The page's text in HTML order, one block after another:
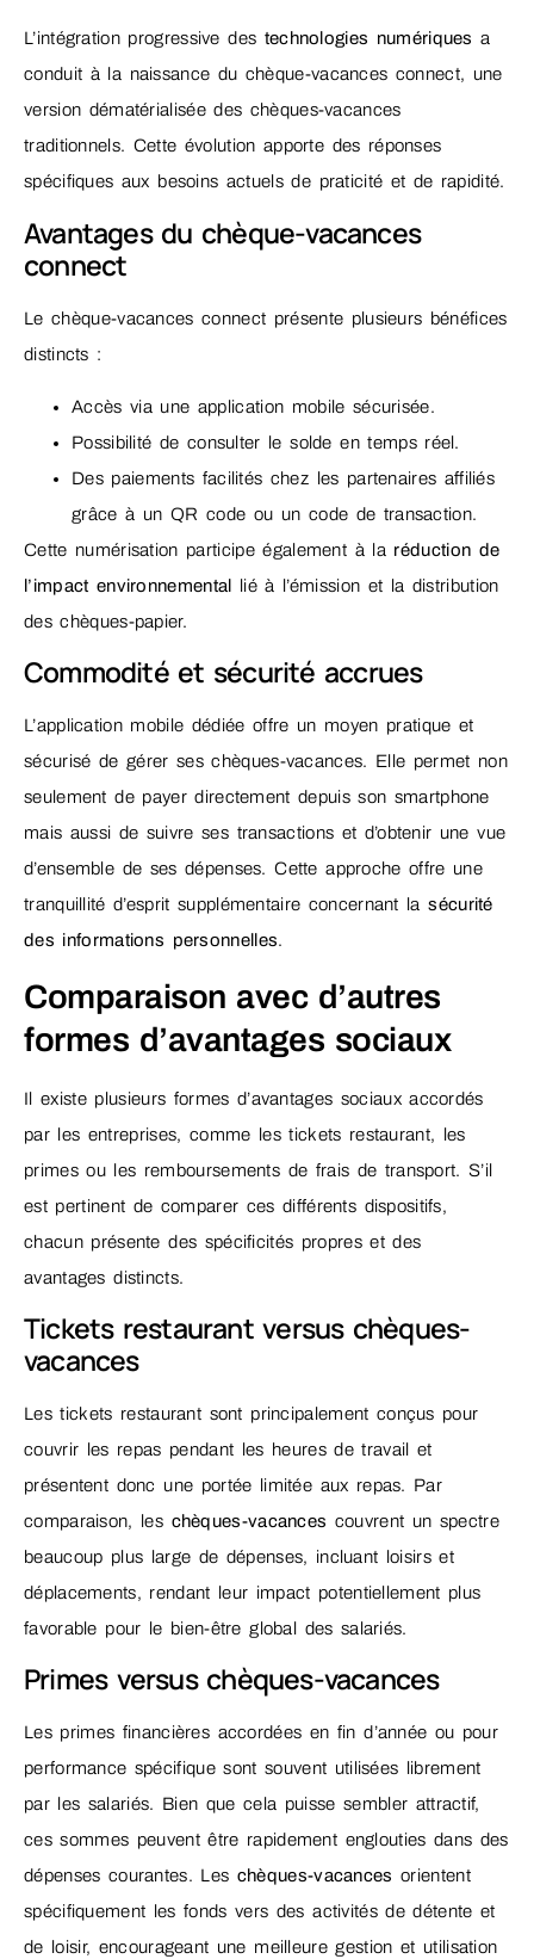
L’intégration progressive des technologies numériques a
conduit à la naissance du chèque-vacances connect, une
version dématérialisée des chèques-vacances
traditionnels. Cette évolution apporte des réponses
spécifiques aux besoins actuels de praticité et de rapidité.
Avantages du chèque-vacances
connect
Le chèque-vacances connect présente plusieurs bénéfices
distincts :
Accès via une application mobile sécurisée.
Possibilité de consulter le solde en temps réel.
Des paiements facilités chez les partenaires affiliés
grâce à un QR code ou un code de transaction.
Cette numérisation participe également à la réduction de
l’impact environnemental lié à l’émission et la distribution
des chèques-papier.
Commodité et sécurité accrues
L’application mobile dédiée offre un moyen pratique et
sécurisé de gérer ses chèques-vacances. Elle permet non
seulement de payer directement depuis son smartphone
mais aussi de suivre ses transactions et d’obtenir une vue
d’ensemble de ses dépenses. Cette approche offre une
tranquillité d’esprit supplémentaire concernant lasécurité
des informations personnelles.
Comparaison avec d’autres
formes d’avantages sociaux
Il existe plusieurs formes d’avantages sociaux accordés
par les entreprises, comme les tickets restaurant, les
primes ou les remboursements de frais de transport. S’il
est pertinent de comparer ces différents dispositifs,
chacun présente des spécificités propres et des
avantages distincts.
Tickets restaurant versus chèques-
vacances
Les tickets restaurant sont principalement conçus pour
couvrir les repas pendant les heures de travail et
présentent donc une portée limitée aux repas. Par
comparaison, les chèques-vacances couvrent un spectre
beaucoup plus large de dépenses, incluant loisirs et
déplacements, rendant leur impact potentiellement plus
favorable pour le bien-être global des salariés.
Primes versus chèques-vacances
Les primes financières accordées en fin d’année ou pour
performance spécifique sont souvent utilisées librement
par les salariés. Bien que cela puisse sembler attractif,
ces sommes peuvent être rapidement englouties dans des
dépenses courantes. Les chèques-vacances orientent
spécifiquement les fonds vers des activités de détente et
de loisir, encourageant une meilleure gestion et utilisation